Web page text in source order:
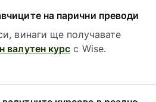
на парични преводи
винаги ще получавате
валутен курс с Wise.